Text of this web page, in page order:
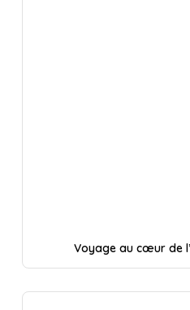
Voyage au cœur de